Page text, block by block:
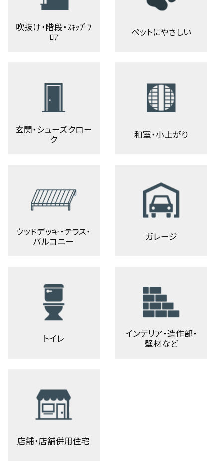
吹抜け・階段・ｽｷｯﾌﾟﾌ
ﾛｱ
ペットにやさしい
玄関・シューズクロー
ク
和室・小上がり
ウッドデッキ・テラス・
バルコニー
ガレージ
トイレ
インテリア・造作部・
壁材など
店舗・店舗併用住宅